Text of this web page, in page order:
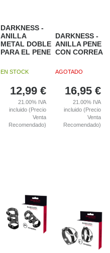
DARKNESS -
ANILLA
METAL DOBLE
PARA EL PENE
EN STOCK
12,99 €
21.00% IVA
incluido (Precio
Venta
Recomendado)
DARKNESS -
ANILLA PENE
CON CORREA
AGOTADO
16,95 €
21.00% IVA
incluido (Precio
Venta
Recomendado)